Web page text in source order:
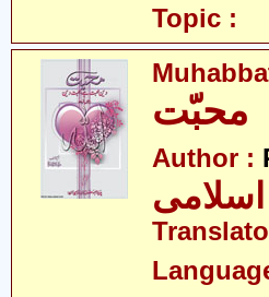
Topic :
محبّت
Author :